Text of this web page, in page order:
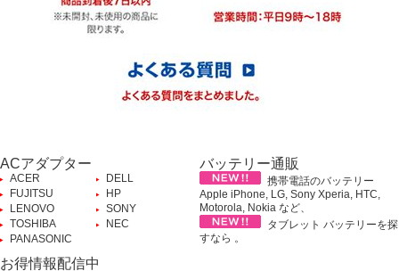
ACアダプター
ACER
DELL
FUJITSU
HP
LENOVO
SONY
TOSHIBA
NEC
PANASONIC
バッテリー通販
携帯電話のバッテリー
Apple iPhone, LG, Sony Xperia, HTC,
Motorola, Nokia など、
タブレット バッテリーを探
すなら 。
お得情報配信中